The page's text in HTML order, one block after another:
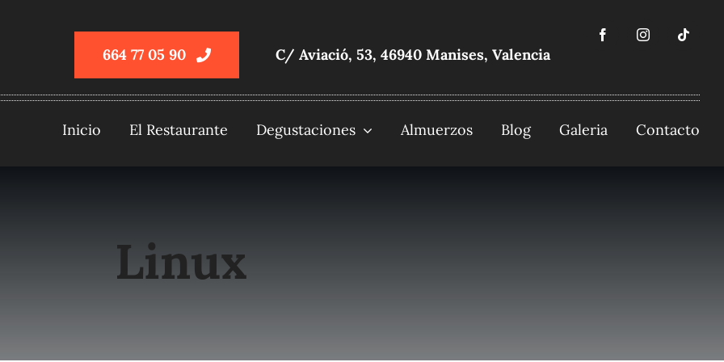
664 77 05 90 C/ Aviació, 53, 46940 Manises, Valencia
Inicio El Restaurante Degustaciones Almuerzos Blog Galeria Contacto
Linux